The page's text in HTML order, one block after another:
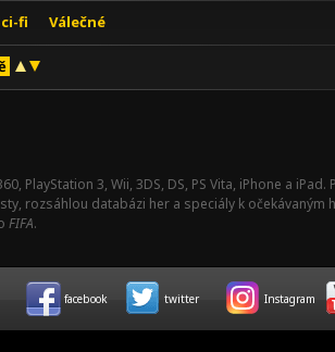
fi Válečné
PlayStation 3, Wii, 3DS, DS, PS Vita, iPhone a
rozsáhlou databázi her a speciály k očekávaným
FIFA.
facebook twitter Instagram